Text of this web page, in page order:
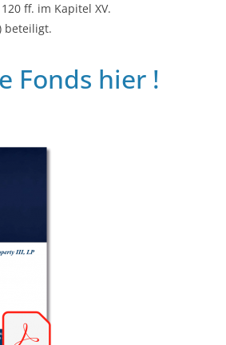
ff. im Kapitel XV.
beteiligt.
Fonds hier !